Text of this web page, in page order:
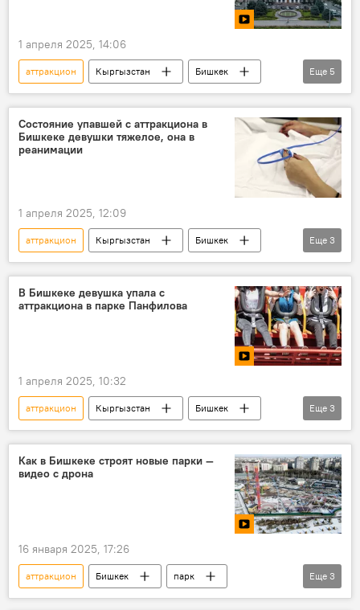
1 апреля 2025, 14:06
аттракцион Кыргызстан
Бишкек
парк
мэрия
девушка
падение
видео
Еще 5
Состояние упавшей с аттракциона в
Бишкеке девушки тяжелое, она в
реанимации
1 апреля 2025, 12:09
аттракцион Кыргызстан
Бишкек
Происшествия
падение
реанимация
Еще 3
В Бишкеке девушка упала с
аттракциона в парке Панфилова
1 апреля 2025, 10:32
аттракцион Кыргызстан
Бишкек
падение
Происшествия видео
Еще 3
Как в Бишкеке строят новые парки —
видео с дрона
16 января 2025, 17:26
аттракцион Бишкек
парк
строительство
видео Кыргызстан
Еще 3